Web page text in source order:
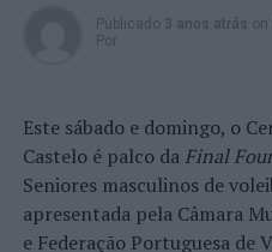
Publicado 3 anos atrás on
Por
Este sábado e domingo, o
Castelo é palco da Final Four
Seniores masculinos de
apresentada pela Câmara
e Federação Portuguesa de